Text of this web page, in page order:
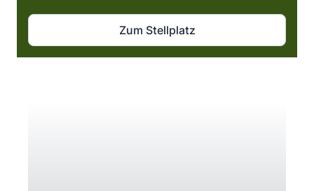
Zum Stellplatz